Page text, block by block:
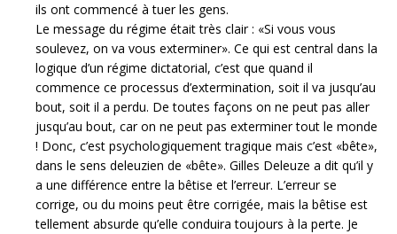
ils ont commencé à tuer les gens.
Le message du régime était très clair : «Si vous vous
soulevez, on va vous exterminer». Ce qui est central dans la
logique d’un régime dictatorial, c’est que quand il
commence ce processus d’extermination, soit il va jusqu’au
bout, soit il a perdu. De toutes façons on ne peut pas aller
jusqu’au bout, car on ne peut pas exterminer tout le monde
! Donc, c’est psychologiquement tragique mais c’est «bête»,
dans le sens deleuzien de «bête». Gilles Deleuze a dit qu’il y
a une différence entre la bêtise et l’erreur. L’erreur se
corrige, ou du moins peut être corrigée, mais la bêtise est
tellement absurde qu’elle conduira toujours à la perte. Je